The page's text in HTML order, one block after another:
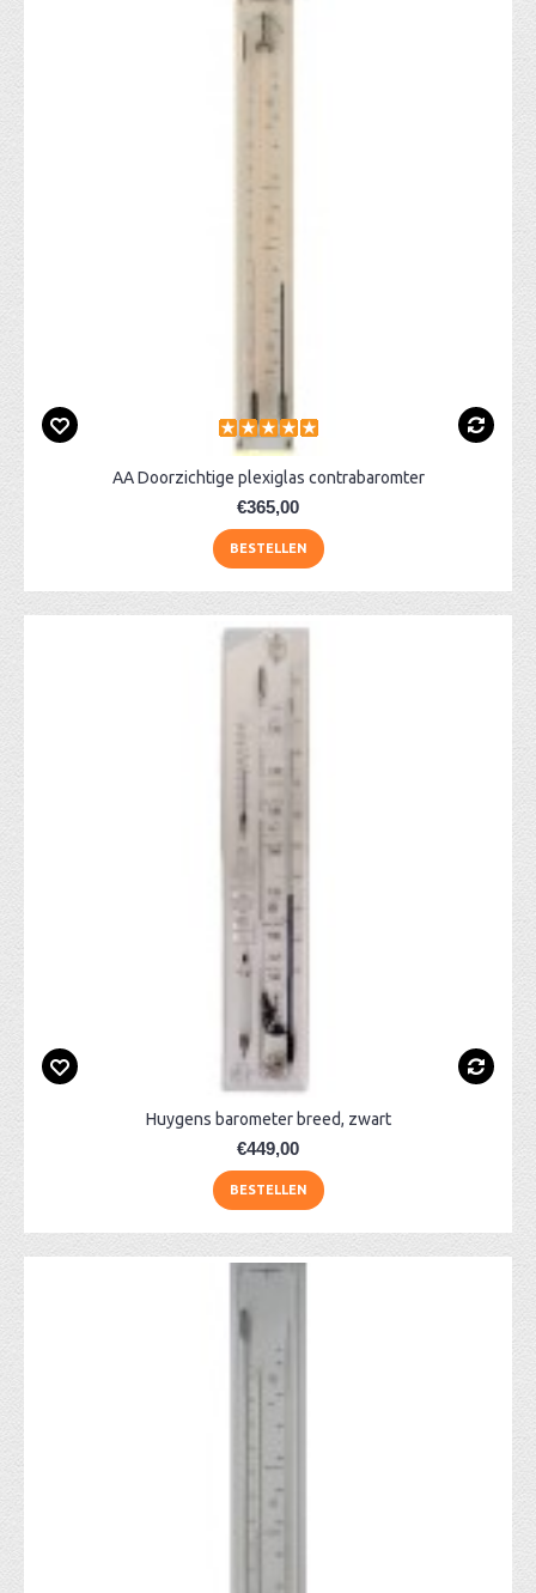
AA Doorzichtige plexiglas contrabaromter
€365,00
BESTELLEN
Huygens barometer breed, zwart
€449,00
BESTELLEN